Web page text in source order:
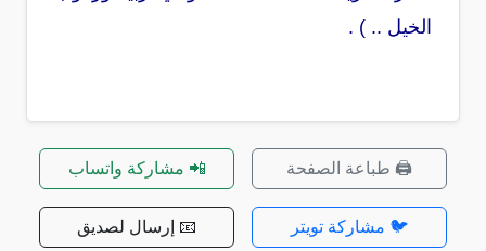
الخيل .. ) .
🖨️ طباعة الصفحة 📲 مشاركة واتساب
🐦 مشاركة تويتر 📧 إرسال لصديق